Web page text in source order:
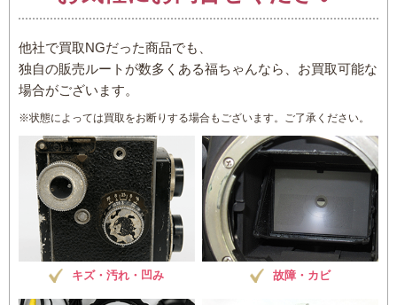
他社で買取NGだった商品でも、
独自の販売ルートが数多くある福ちゃんなら、お買取可能な
場合がございます。
※状態によっては買取をお断りする場合もございます。ご了承ください。
キズ・汚れ・凹み 故障・カビ